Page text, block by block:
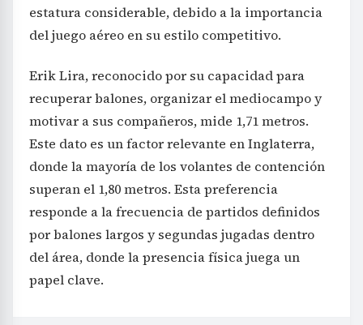
estatura considerable, debido a la importancia
del juego aéreo en su estilo competitivo.
Erik Lira, reconocido por su capacidad para
recuperar balones, organizar el mediocampo y
motivar a sus compañeros, mide 1,71 metros.
Este dato es un factor relevante en Inglaterra,
donde la mayoría de los volantes de contención
superan el 1,80 metros. Esta preferencia
responde a la frecuencia de partidos definidos
por balones largos y segundas jugadas dentro
del área, donde la presencia física juega un
papel clave.